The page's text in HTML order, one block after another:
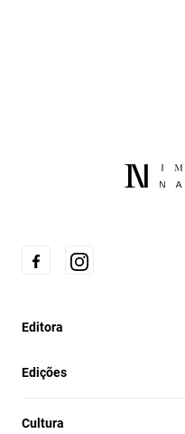
Editora
Edições
Cultura